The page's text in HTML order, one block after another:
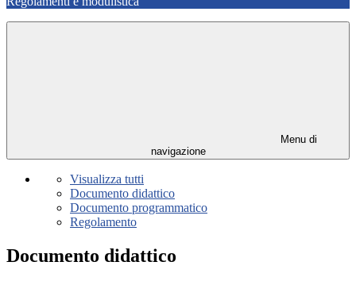
Menu di
navigazione
Visualizza tutti
Documento didattico
Documento programmatico
Regolamento
Documento didattico